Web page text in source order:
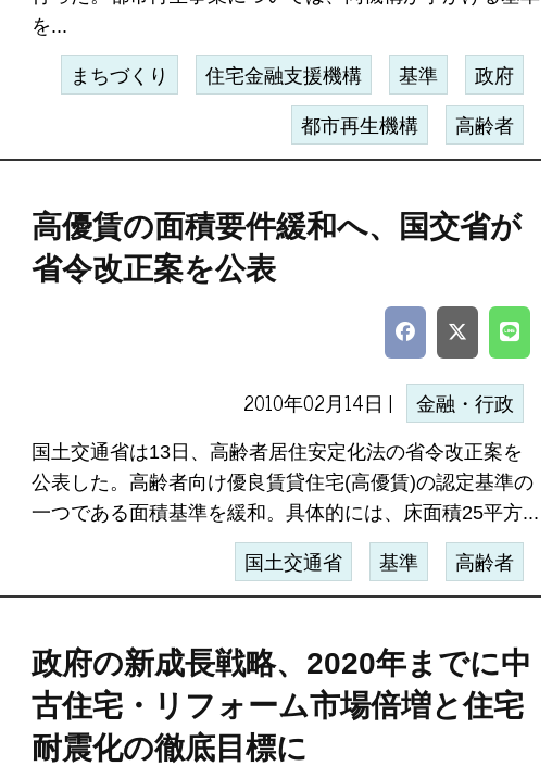
を...
まちづくり 住宅金融支援機構 基準 政府
都市再生機構 高齢者
高優賃の面積要件緩和へ、国交省が
省令改正案を公表
2010年02月14日 | 金融・行政
国土交通省は13日、高齢者居住安定化法の省令改正案を
公表した。高齢者向け優良賃貸住宅(高優賃)の認定基準の
一つである面積基準を緩和。具体的には、床面積25平方...
国土交通省 基準 高齢者
政府の新成長戦略、2020年までに中
古住宅・リフォーム市場倍増と住宅
耐震化の徹底目標に